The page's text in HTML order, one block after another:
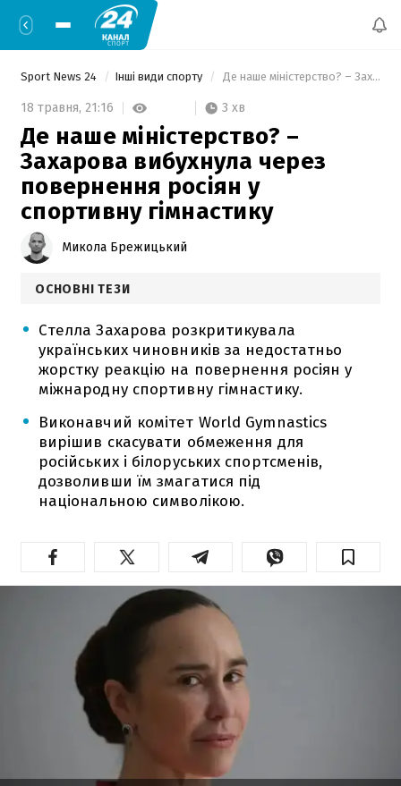
Sport News 24 Інші види спорту Де наше міністерство? – Захарова вибухнула через повернення росіян у спортивну гімнастику
18 травня, 21:16 3 хв
Де наше міністерство? –
Захарова вибухнула через
повернення росіян у
спортивну гімнастику
Микола Брежицький
ОСНОВНІ ТЕЗИ
Стелла Захарова розкритикувала
українських чиновників за недостатньо
жорстку реакцію на повернення росіян у
міжнародну спортивну гімнастику.
Виконавчий комітет World Gymnastics
вирішив скасувати обмеження для
російських і білоруських спортсменів,
дозволивши їм змагатися під
національною символікою.